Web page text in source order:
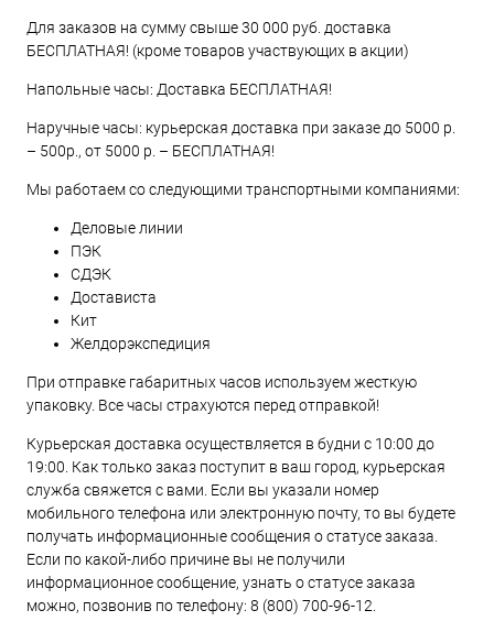
Для заказов на сумму свыше 30 000 руб. доставка
БЕСПЛАТНАЯ! (кроме товаров участвующих в акции)
Напольные часы: Доставка БЕСПЛАТНАЯ!
Наручные часы: курьерская доставка при заказе до 5000 р.
– 500р., от 5000 р. – БЕСПЛАТНАЯ!
Мы работаем со следующими транспортными компаниями:
Деловые линии
ПЭК
СДЭК
Достависта
Кит
Желдорэкспедиция
При отправке габаритных часов используем жесткую
упаковку. Все часы страхуются перед отправкой!
Курьерская доставка осуществляется в будни с 10:00 до
19:00. Как только заказ поступит в ваш город, курьерская
служба свяжется с вами. Если вы указали номер
мобильного телефона или электронную почту, то вы будете
получать информационные сообщения о статусе заказа.
Если по какой-либо причине вы не получили
информационное сообщение, узнать о статусе заказа
можно, позвонив по телефону: 8 (800) 700-96-12.